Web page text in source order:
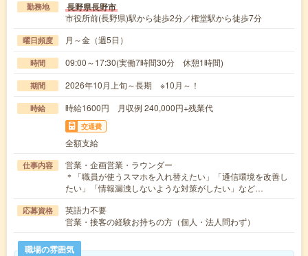
勤務地 長野県長野市
市役所前(長野県)駅から徒歩2分／権堂駅から徒歩7分
曜日頻度 月～金（週5日）
時間 09:00～17:30(実働7時間30分 休憩1時間)
期間 2026年10月上旬～長期 ※10月～！
時給 時給1600円 月収例 240,000円+残業代
交通費
全額支給
仕事内容
営業・企画営業・ラウンダー
＊「職員が使うスマホを入れ替えたい」「通信環境を改善し
たい」「情報漏洩しないような対策がしたい」など…
応募資格
英語力不要
営業・接客の経験お持ちの方（個人・法人問わず）
職場の雰囲気